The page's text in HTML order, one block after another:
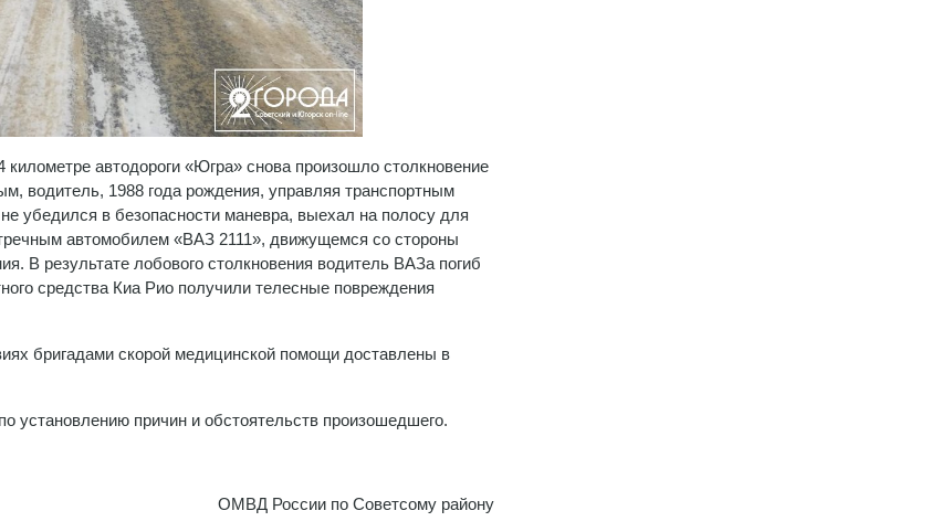
автодороги «Югра» снова произошло столкновение
водитель, 1988 года рождения, управляя транспортным
убедился в безопасности маневра, выехал на полосу для
автомобилем «ВАЗ 2111», движущемся со стороны
В результате лобового столкновения водитель ВАЗа погиб
средства Киа Рио получили телесные повреждения
бригадами скорой медицинской помощи доставлены в
установлению причин и обстоятельств произошедшего.
ОМВД России по Советсому району